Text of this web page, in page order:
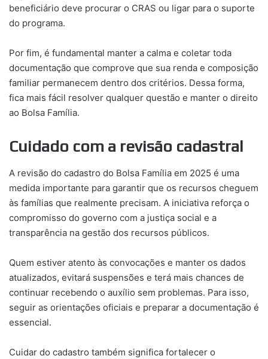
beneficiário deve procurar o CRAS ou ligar para o suporte
do programa.
Por fim, é fundamental manter a calma e coletar toda
documentação que comprove que sua renda e composição
familiar permanecem dentro dos critérios. Dessa forma,
fica mais fácil resolver qualquer questão e manter o direito
ao Bolsa Família.
Cuidado com a revisão cadastral
A revisão do cadastro do Bolsa Família em 2025 é uma
medida importante para garantir que os recursos cheguem
às famílias que realmente precisam. A iniciativa reforça o
compromisso do governo com a justiça social e a
transparência na gestão dos recursos públicos.
Quem estiver atento às convocações e manter os dados
atualizados, evitará suspensões e terá mais chances de
continuar recebendo o auxílio sem problemas. Para isso,
seguir as orientações oficiais e preparar a documentação é
essencial.
Cuidar do cadastro também significa fortalecer o